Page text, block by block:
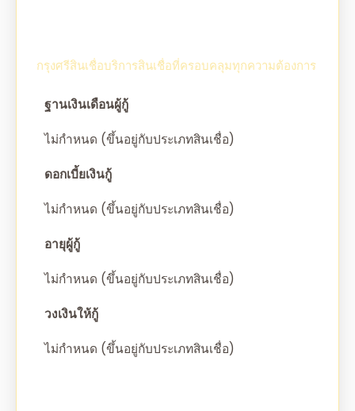
กรุงศรีสินเชื่อบริการสินเชื่อที่ครอบคลุมทุกความต้องการ
ฐานเงินเดือนผู้กู้
ไม่กำหนด (ขึ้นอยู่กับประเภทสินเชื่อ)
ดอกเบี้ยเงินกู้
ไม่กำหนด (ขึ้นอยู่กับประเภทสินเชื่อ)
อายุผู้กู้
ไม่กำหนด (ขึ้นอยู่กับประเภทสินเชื่อ)
วงเงินให้กู้
ไม่กำหนด (ขึ้นอยู่กับประเภทสินเชื่อ)